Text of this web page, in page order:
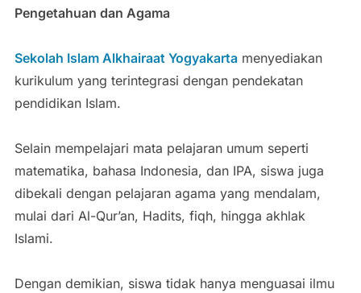
Pengetahuan dan Agama
Sekolah Islam Alkhairaat Yogyakartamenyediakan
kurikulum yang terintegrasi dengan pendekatan
pendidikan Islam.
Selain mempelajari mata pelajaran umum seperti
matematika, bahasa Indonesia, dan IPA, siswa juga
dibekali dengan pelajaran agama yang mendalam,
mulai dari Al-Qur’an, Hadits, fiqh, hingga akhlak
Islami.
Dengan demikian, siswa tidak hanya menguasai ilmu